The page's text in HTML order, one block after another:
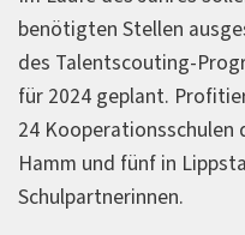
benötigten Stellen
des Talentscouting-
für 2024 geplant.
24 Kooperationsschulen
Hamm und fünf in
Schulpartnerinnen.